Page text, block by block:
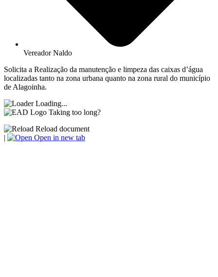
Vereador Naldo
Solicita a Realização da manutenção e limpeza das caixas d’água
localizadas tanto na zona urbana quanto na zona rural do município
de Alagoinha.
Loading...
Taking too long?
Reload document
|
Open in new tab